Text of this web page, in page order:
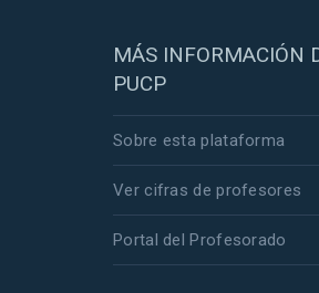
MÁS INFORMACIÓN
PUCP
Sobre esta plataforma
Ver cifras de profesores
Portal del Profesorado